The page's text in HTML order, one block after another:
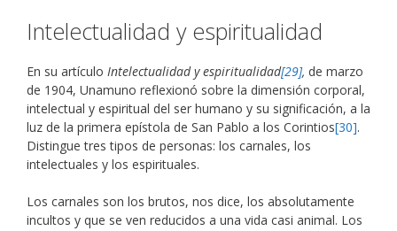
Intelectualidad y espiritualidad
En su artículo Intelectualidad y espiritualidad[29], de marzo
de 1904, Unamuno reflexionó sobre la dimensión corporal,
intelectual y espiritual del ser humano y su significación, a la
luz de la primera epístola de San Pablo a los Corintios[30].
Distingue tres tipos de personas: los carnales, los
intelectuales y los espirituales.
Los carnales son los brutos, nos dice, los absolutamente
incultos y que se ven reducidos a una vida casi animal. Los